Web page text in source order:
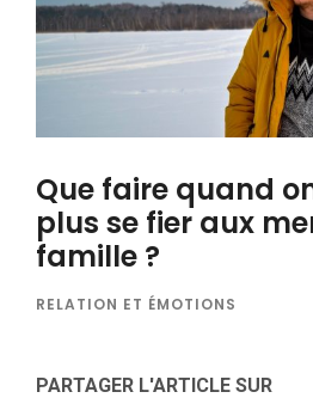
Que faire quand
plus se fier aux
famille ?
RELATION ET ÉMOTIONS
PARTAGER L'ARTICLE SUR